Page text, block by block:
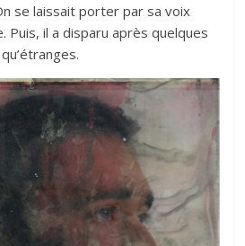
se laissait porter par sa voix
Puis, il a disparu après quelques